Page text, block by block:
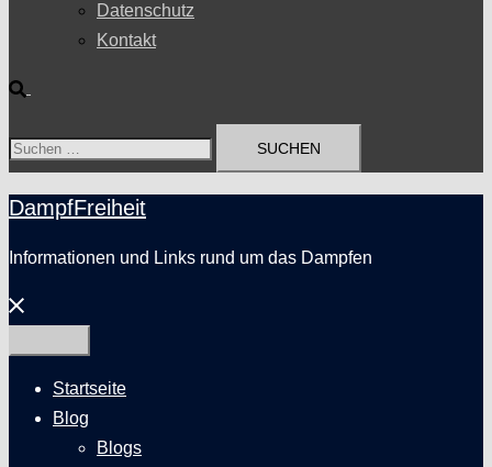
Datenschutz
Kontakt
Suche
Suchen
DampfFreiheit
Informationen und Links rund um das Dampfen
Menü
schließen
Startseite
Blog
Blogs